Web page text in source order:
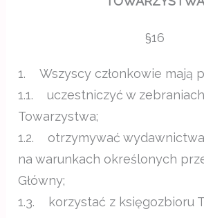
§16
1. Wszyscy członkowie mają
1.1. uczestniczyć w
Towarzystwa;
1.2. otrzymywać
na warunkach określonych
Główny;
1.3. korzystać z księgozbioru